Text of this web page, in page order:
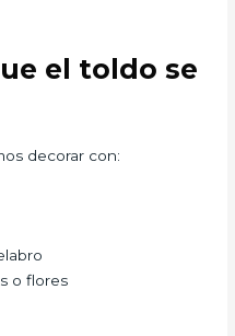
el toldo se
decorar con:
o flores